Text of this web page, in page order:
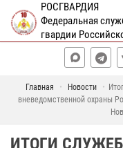
РОСГВАРДИЯ
Федеральная
гвардии
Главная Новости
вневедомственной охраны
ИТОГИ